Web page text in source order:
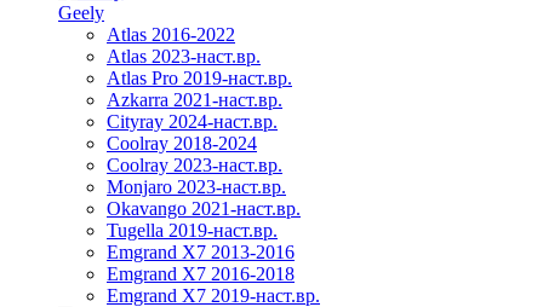
Geely
Atlas 2016-2022
Atlas 2023-наст.вр.
Atlas Pro 2019-наст.вр.
Azkarra 2021-наст.вр.
Cityray 2024-наст.вр.
Coolray 2018-2024
Coolray 2023-наст.вр.
Monjaro 2023-наст.вр.
Okavango 2021-наст.вр.
Tugella 2019-наст.вр.
Emgrand Х7 2013-2016
Emgrand X7 2016-2018
Emgrand X7 2019-наст.вр.